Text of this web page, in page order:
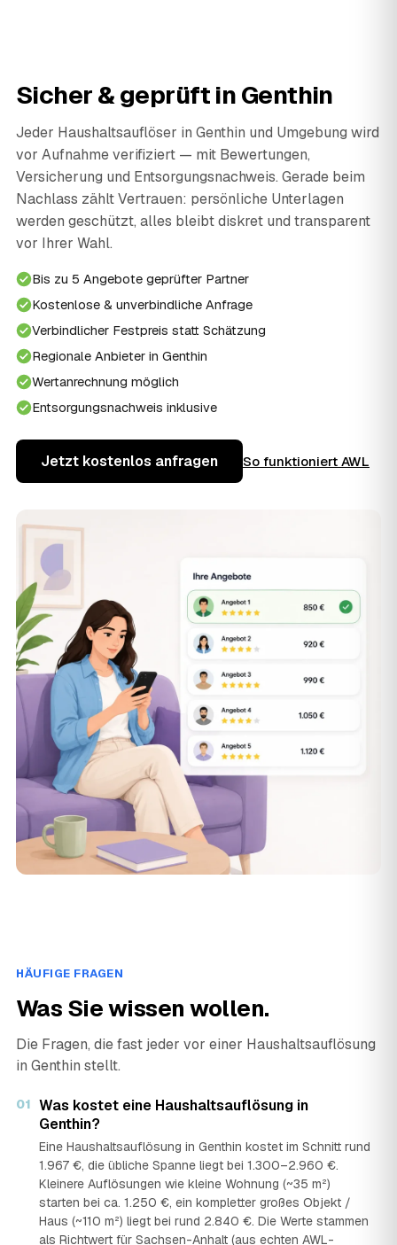
Sicher & geprüft in Genthin
Jeder Haushaltsauflöser in Genthin und Umgebung wird
vor Aufnahme verifiziert — mit Bewertungen,
Versicherung und Entsorgungsnachweis. Gerade beim
Nachlass zählt Vertrauen: persönliche Unterlagen
werden geschützt, alles bleibt diskret und transparent
vor Ihrer Wahl.
Bis zu 5 Angebote geprüfter Partner
Kostenlose & unverbindliche Anfrage
Verbindlicher Festpreis statt Schätzung
Regionale Anbieter in Genthin
Wertanrechnung möglich
Entsorgungsnachweis inklusive
Jetzt kostenlos anfragen So funktioniert AWL
HÄUFIGE FRAGEN
Was Sie wissen wollen.
Die Fragen, die fast jeder vor einer Haushaltsauflösung
in Genthin stellt.
01 Was kostet eine Haushaltsauflösung in
Genthin?
Eine Haushaltsauflösung in Genthin kostet im Schnitt rund
1.967 €, die übliche Spanne liegt bei 1.300–2.960 €.
Kleinere Auflösungen wie kleine Wohnung (~35 m²)
starten bei ca. 1.250 €, ein kompletter großes Objekt /
Haus (~110 m²) liegt bei rund 2.840 €. Die Werte stammen
als Richtwert für Sachsen-Anhalt (aus echten AWL-